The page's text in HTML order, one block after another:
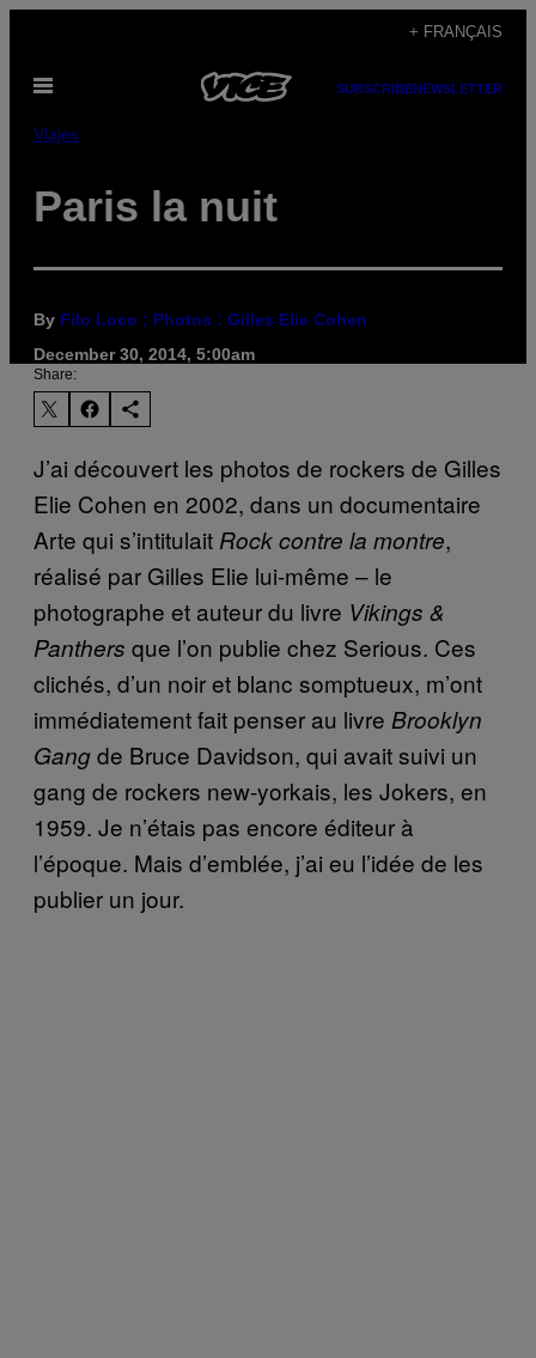
content
+ FRANÇAIS
Open
SUBSCRIBENEWSLETTER
Viajes
Paris la nuit
By Filo Loco ; Photos : Gilles Elie Cohen
December 30, 2014, 5:00am
Share:
J’ai découvert les photos de rockers de Gilles
Elie Cohen en 2002, dans un documentaire
Arte qui s’intitulait Rock contre la montre,
réalisé par Gilles Elie lui-même – le
photographe et auteur du livre Vikings &
Panthers que l’on publie chez Serious. Ces
clichés, d’un noir et blanc somptueux, m’ont
immédiatement fait penser au livre Brooklyn
Gangde Bruce Davidson, qui avait suivi un
gang de rockers new-yorkais, les Jokers, en
1959. Je n’étais pas encore éditeur à
l’époque. Mais d’emblée, j’ai eu l’idée de les
publier un jour.